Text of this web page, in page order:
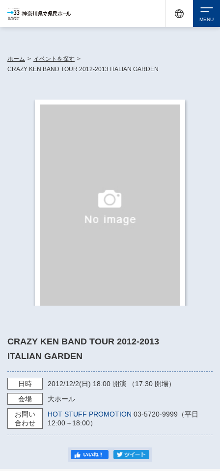
ホーム > イベントを探す >
CRAZY KEN BAND TOUR 2012-2013 ITALIAN GARDEN
CRAZY KEN BAND TOUR 2012-2013
ITALIAN GARDEN
日時 2012/12/2(日) 18:00 開演 （17:30 開場）
会場
大ホール
お問い
合わせ
HOT STUFF PROMOTION 03-5720-9999（平日
12:00～18:00）